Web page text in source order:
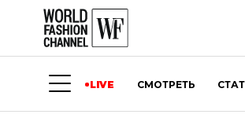
LIVE СМОТРЕТЬ